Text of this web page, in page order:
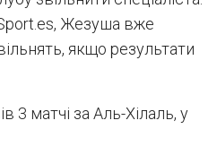
Жезуша вже
якщо результати
3 матчі за Аль-Хілаль, у